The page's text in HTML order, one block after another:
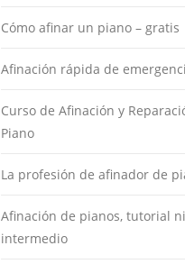
Cómo afinar un piano – gratis
Afinación rápida de
Curso de Afinación y
Piano
La profesión de afinador de
Afinación de pianos, tutorial
intermedio